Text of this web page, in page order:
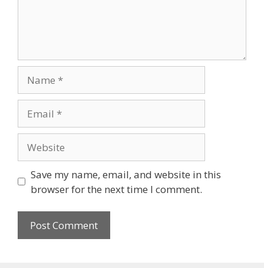
Save my name, email, and website in this
browser for the next time I comment.